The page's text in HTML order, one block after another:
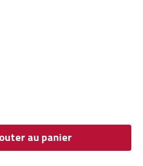
au panier